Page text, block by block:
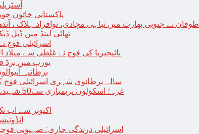
پاکستانی خاتون
طوفان نے جنوبی بھارت میں تباہی مچادی، نوافراد ہلاک ،
تھائی لینڈ میں ڈبل ڈیکر
اسرائیلی فوج
نائیجیریا کی فوج نے غلطی سے میلاد النبی
یورپ میں برڈ
برطانیہ
19 سالہ برطانوی شہری اسرائیلی
غزہ؛ اسکولوں پربمباری سے50 شہید، درجنوں اسرائیلی ٹینک خان یونس میں داخل
7 اکتوبر سے اب تک غزہ کے 19
اسرائیلی درندگی جاری: صہیونی